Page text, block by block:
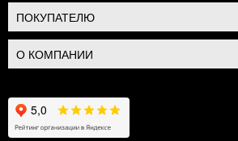
ПОКУПАТЕЛЮ
О КОМПАНИИ